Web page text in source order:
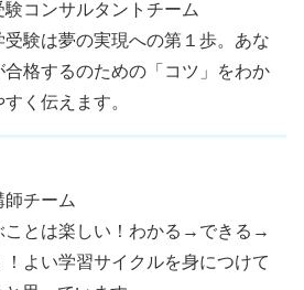
コンサルタントチーム
受験は夢の実現への第１歩。あな
合格するのための「コツ」をわか
すく伝えます。
チーム
ことは楽しい！わかる→できる→
！よい学習サイクルを身につけて